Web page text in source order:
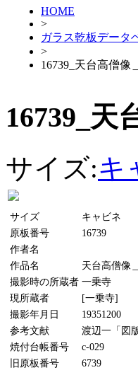
HOME
>
ガラス乾板データ
>
16739_天台高僧像
16739_天
サイズ:キ
サイズ
キャビネ
原板番号
16739
作者名
作品名
天台高僧像
撮影時の所蔵者 一乗寺
現所蔵者
[一乗寺]
撮影年月日
19351200
参考文献
渡辺一「図
焼付台帳番号
c-029
旧原板番号
6739